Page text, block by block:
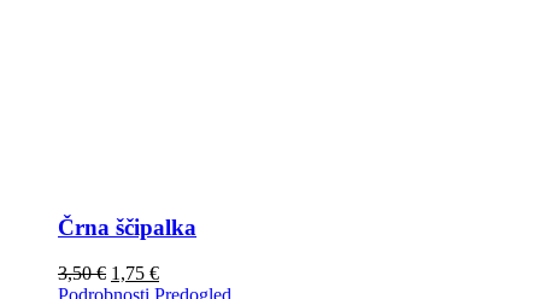
Črna ščipalka
3,50€ 1,75 €